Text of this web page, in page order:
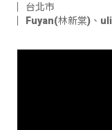
台北市
Fuyan(林新棠) 、